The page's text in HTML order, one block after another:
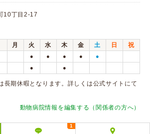
10丁目2-17
月 火 水 木 金 土 日
祝
● ● ● ● ●
● ●
長期休暇となります。詳しくは公式サイトにて
動物病院情報を編集する（関係者の方へ）
1